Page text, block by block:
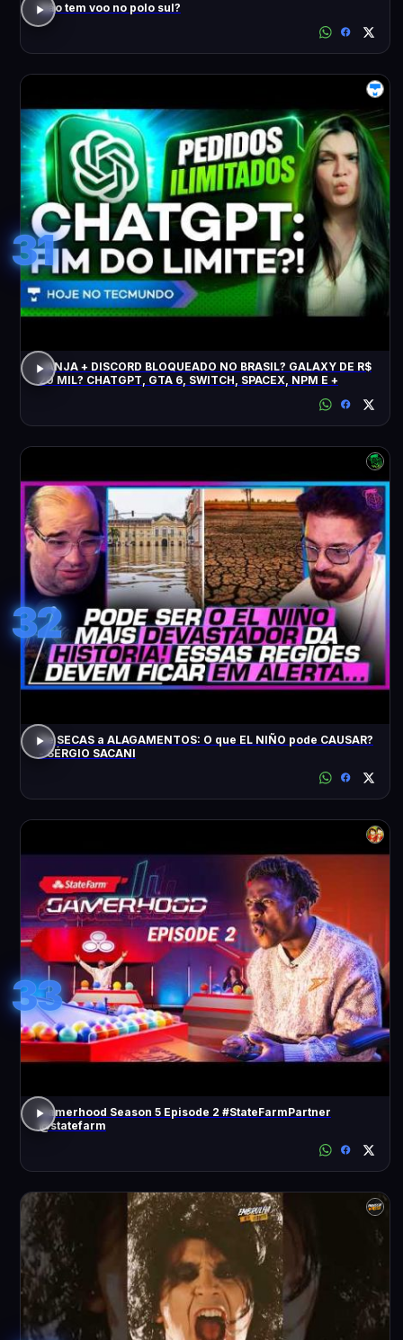
Não tem voo no polo sul?
31
JANJA + DISCORD BLOQUEADO NO BRASIL? GALAXY DE R$
20 MIL? CHATGPT, GTA 6, SWITCH, SPACEX, NPM E +
32
De SECAS a ALAGAMENTOS: O que EL NIÑO pode CAUSAR?
- SÉRGIO SACANI
33
Gamerhood Season 5 Episode 2 #StateFarmPartner
@statefarm